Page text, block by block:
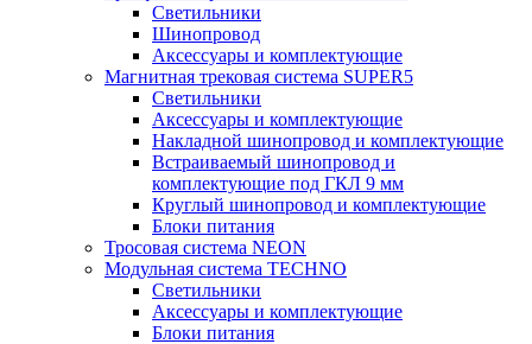
Светильники
Шинопровод
Аксессуары и комплектующие
Магнитная трековая система SUPER5
Светильники
Аксессуары и комплектующие
Накладной шинопровод и комплектующие
Встраиваемый шинопровод и
комплектующие под ГКЛ 9 мм
Круглый шинопровод и комплектующие
Блоки питания
Тросовая система NEON
Модульная система TECHNO
Светильники
Аксессуары и комплектующие
Блоки питания